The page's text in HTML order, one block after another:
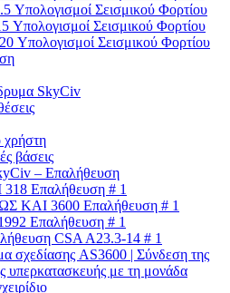
Υπολογισμοί Σεισμικού Φορτίου
Υπολογισμοί Σεισμικού Φορτίου
Υπολογισμοί Σεισμικού Φορτίου
SkyCiv
χρήστη
βάσεις
– Επαλήθευση
Επαλήθευση # 1
ΚΑΙ 3600 Επαλήθευση # 1
Επαλήθευση # 1
CSA A23.3-14 # 1
σχεδίασης AS3600 | Σύνδεση της
υπερκατασκευής με τη μονάδα